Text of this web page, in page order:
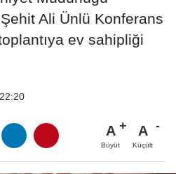
Ali Ünlü Konferans
ev sahipliği
A
Büyüt
A
Küçült